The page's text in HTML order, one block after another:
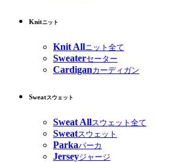
Knitニット
Knit Allニット全て
Sweaterセーター
Cardiganカーディガン
Sweatスウェット
Sweat Allスウェット全て
Sweatスウェット
Parkaパーカ
Jerseyジャージ